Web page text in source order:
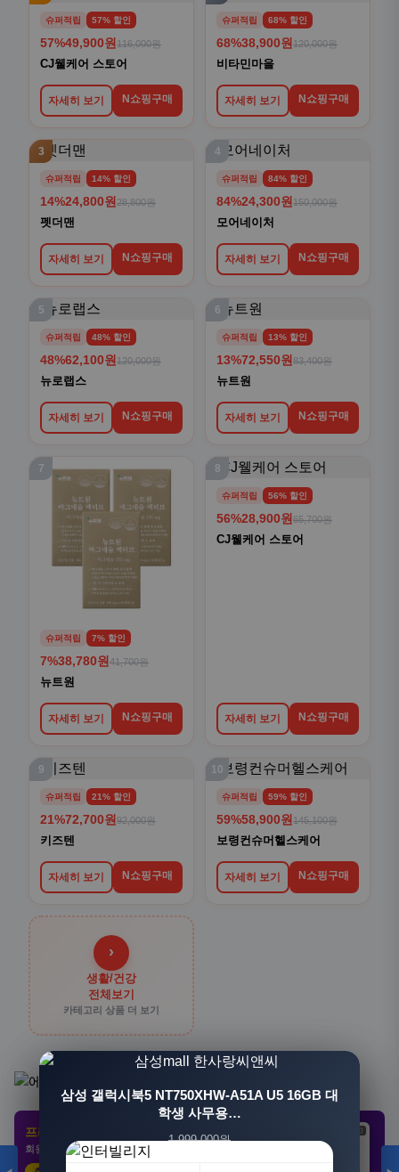
슈퍼적립 57% 할인
57%49,900원 116,000원
CJ웰케어 스토어
자세히 보기 N쇼핑구매
슈퍼적립 68% 할인
68%38,900원 120,000원
비타민마을
자세히 보기 N쇼핑구매
3
슈퍼적립 14% 할인
14%24,800원 28,800원
펫더맨
자세히 보기 N쇼핑구매
4
슈퍼적립 84% 할인
84%24,300원 150,000원
모어네이처
자세히 보기 N쇼핑구매
5
슈퍼적립 48% 할인
48%62,100원 120,000원
뉴로랩스
자세히 보기 N쇼핑구매
6
슈퍼적립 13% 할인
13%72,550원 83,400원
뉴트원
자세히 보기 N쇼핑구매
7
슈퍼적립 7% 할인
7%38,780원 41,700원
뉴트원
자세히 보기 N쇼핑구매
8
슈퍼적립 56% 할인
56%28,900원 65,700원
CJ웰케어 스토어
자세히 보기 N쇼핑구매
9
슈퍼적립 21% 할인
21%72,700원 92,000원
키즈텐
자세히 보기 N쇼핑구매
10
슈퍼적립 59% 할인
59%58,900원 145,100원
보령컨슈머헬스케어
자세히 보기 N쇼핑구매
›
생활/건강
전체보기
카테고리 상품 더 보기
프리미엄 제휴 사이트
회원 전용 특가 · 놓치면 손해
광고
[3+1] 동국제약 마이핏 V 활성엽산 임신준비 임산
부영양 30정, 4개
100,000원
삼성 갤럭시북5 NT750XHW-A51A U5 16GB 대
학생 사무용…
1,999,000원